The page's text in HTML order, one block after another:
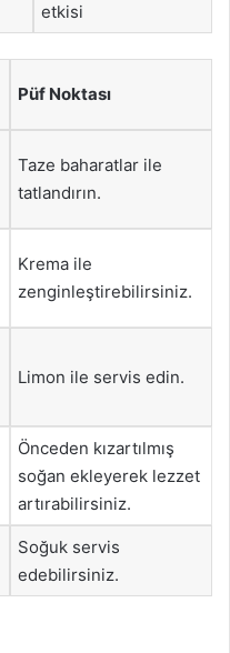
etkisi
Püf Noktası
Taze baharatlar ile
tatlandırın.
Krema ile
zenginleştirebilirsiniz.
Limon ile servis edin.
Önceden kızartılmış
soğan ekleyerek lezzet
artırabilirsiniz.
Soğuk servis
edebilirsiniz.